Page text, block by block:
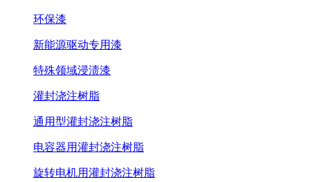
环保漆
新能源驱动专用漆
特殊领域浸渍漆
灌封浇注树脂
通用型灌封浇注树脂
电容器用灌封浇注树脂
旋转电机用灌封浇注树脂